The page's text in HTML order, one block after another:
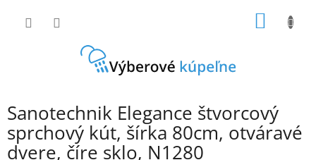
Sanotechnik Elegance štvorcový
sprchový kút, šírka 80cm, otváravé
dvere, číre sklo, N1280